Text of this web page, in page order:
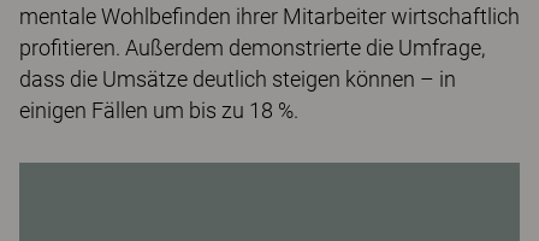
mentale Wohlbefinden ihrer Mitarbeiter wirtschaftlich
profitieren. Außerdem demonstrierte die Umfrage,
dass die Umsätze deutlich steigen können – in
einigen Fällen um bis zu 18 %.